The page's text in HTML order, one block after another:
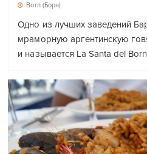
Born (Борн)
Одно из лучших заведений
мраморную аргентинскую
и называется La Santa del